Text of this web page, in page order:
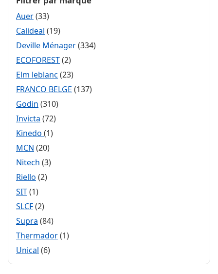
Auer(33)
Calideal (19)
Deville Ménager(334)
ECOFOREST(2)
Elm leblanc (23)
FRANCO BELGE (137)
Godin (310)
Invicta (72)
Kinedo (1)
MCN (20)
Nitech (3)
Riello (2)
SIT(1)
SLCF(2)
Supra (84)
Thermador(1)
Unical (6)